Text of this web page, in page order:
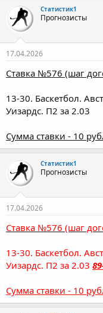
Статистик1
Прогнозисты
17.04.2026
Ставка №576 (шаг
13-30. Баскетбол.
Уизардс. П2 за 2.03
Сумма ставки - 10
Статистик1
Прогнозисты
17.04.2026
Ставка №576 (шаг
13-30. Баскетбол.
Уизардс. П2 за 2.03
Сумма ставки - 10